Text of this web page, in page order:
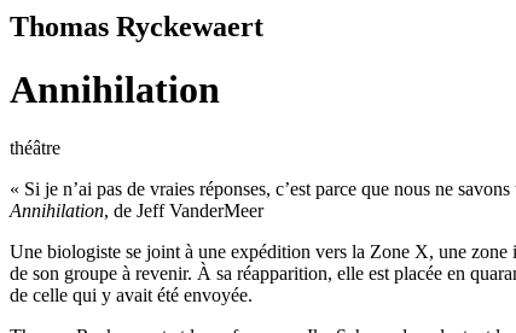
Thomas Ryckewaert
Annihilation
théâtre
« Si je n’ai pas de vraies réponses, c’est parce que nous ne
Annihilation, de Jeff VanderMeer
Une biologiste se joint à une expédition vers la Zone X, une zone
de son groupe à revenir. À sa réapparition, elle est placée en
de celle qui y avait été envoyée.